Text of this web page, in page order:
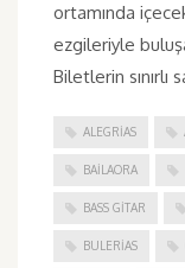
ortamında
ezgileriyle
Biletlerin sınırlı
ALEGRIAS
BAILAORA
BASS GITAR
BULERIAS